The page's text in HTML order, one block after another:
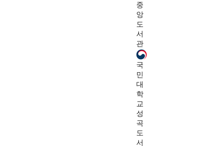
중
앙
도
서
관
국
민
대
학
교
성
곡
도
서